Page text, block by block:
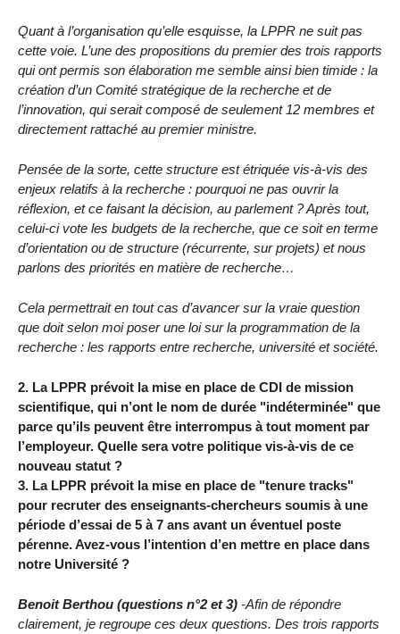
Quant à l’organisation qu’elle esquisse, la LPPR ne suit pas
cette voie. L’une des propositions du premier des trois rapports
qui ont permis son élaboration me semble ainsi bien timide : la
création d’un Comité stratégique de la recherche et de
l’innovation, qui serait composé de seulement 12 membres et
directement rattaché au premier ministre.
Pensée de la sorte, cette structure est étriquée vis-à-vis des
enjeux relatifs à la recherche : pourquoi ne pas ouvrir la
réflexion, et ce faisant la décision, au parlement ? Après tout,
celui-ci vote les budgets de la recherche, que ce soit en terme
d’orientation ou de structure (récurrente, sur projets) et nous
parlons des priorités en matière de recherche…
Cela permettrait en tout cas d’avancer sur la vraie question
que doit selon moi poser une loi sur la programmation de la
recherche : les rapports entre recherche, université et société.
2. La LPPR prévoit la mise en place de CDI de mission
scientifique, qui n’ont le nom de durée "indéterminée" que
parce qu’ils peuvent être interrompus à tout moment par
l’employeur. Quelle sera votre politique vis-à-vis de ce
nouveau statut ?
3. La LPPR prévoit la mise en place de "tenure tracks"
pour recruter des enseignants-chercheurs soumis à une
période d’essai de 5 à 7 ans avant un éventuel poste
pérenne. Avez-vous l’intention d’en mettre en place dans
notre Université ?
Benoit Berthou (questions n°2 et 3) -Afin de répondre
clairement, je regroupe ces deux questions. Des trois rapports